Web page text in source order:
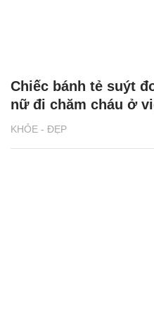
KHỎE - ĐẸP
Chiếc bánh tẻ suýt
nữ đi chăm cháu ở